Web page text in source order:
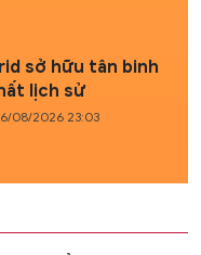
sở hữu tân binh
lịch sử
08/2026 23:03